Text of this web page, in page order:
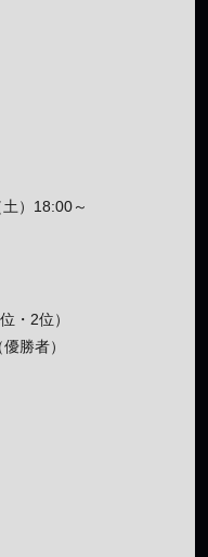
）18:00～
・2位）
勝者）